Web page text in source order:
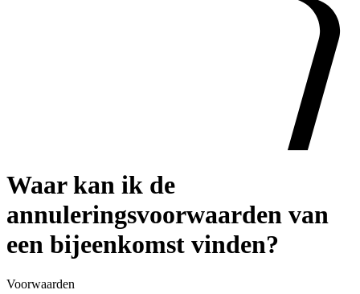
Waar kan ik de
annuleringsvoorwaarden van
een bijeenkomst vinden?
Voorwaarden